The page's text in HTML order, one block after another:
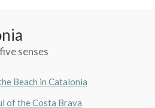
senses
Beach in Catalonia
of the Costa Brava